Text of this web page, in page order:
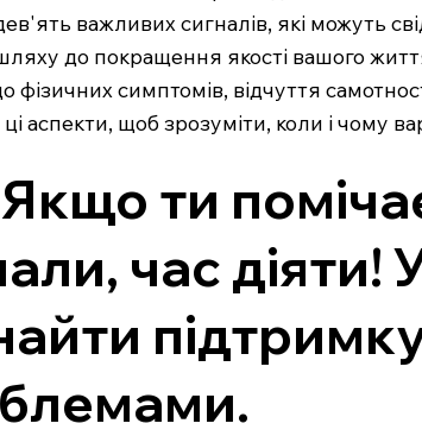
важливих сигналів, які можуть
до покращення якості вашого
симптомів, відчуття
аспекти, щоб зрозуміти, коли і чому
ти
час діяти!